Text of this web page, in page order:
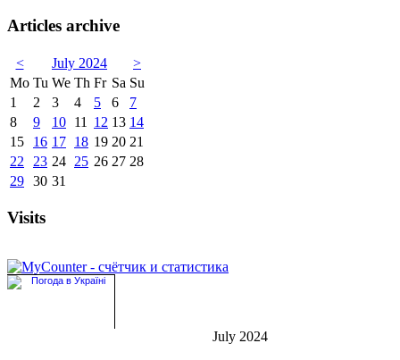
Articles archive
< July 2024
>
Mo Tu We Th Fr Sa Su
1
2 3 4 5 6
7
8
9 10 11 12 13 14
15
16 17 18 19 20 21
22
23 24 25 26 27 28
29 30 31
Visits
July 2024